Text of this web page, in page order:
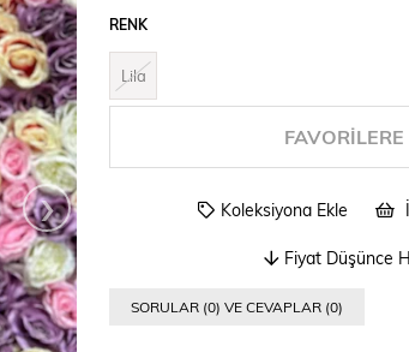
›
RENK
Lila
FAVORILERE
Koleksiyona Ekle
Fiyat Düşünce
SORULAR (0) VE CEVAPLAR (0)